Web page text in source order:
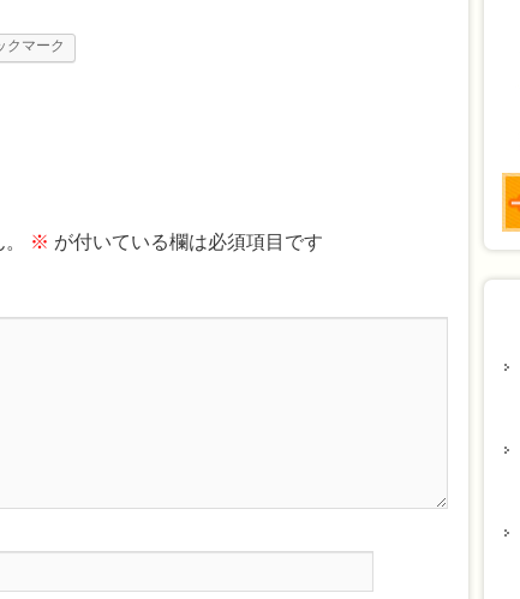
クマーク
※ が付いている欄は必須項目です